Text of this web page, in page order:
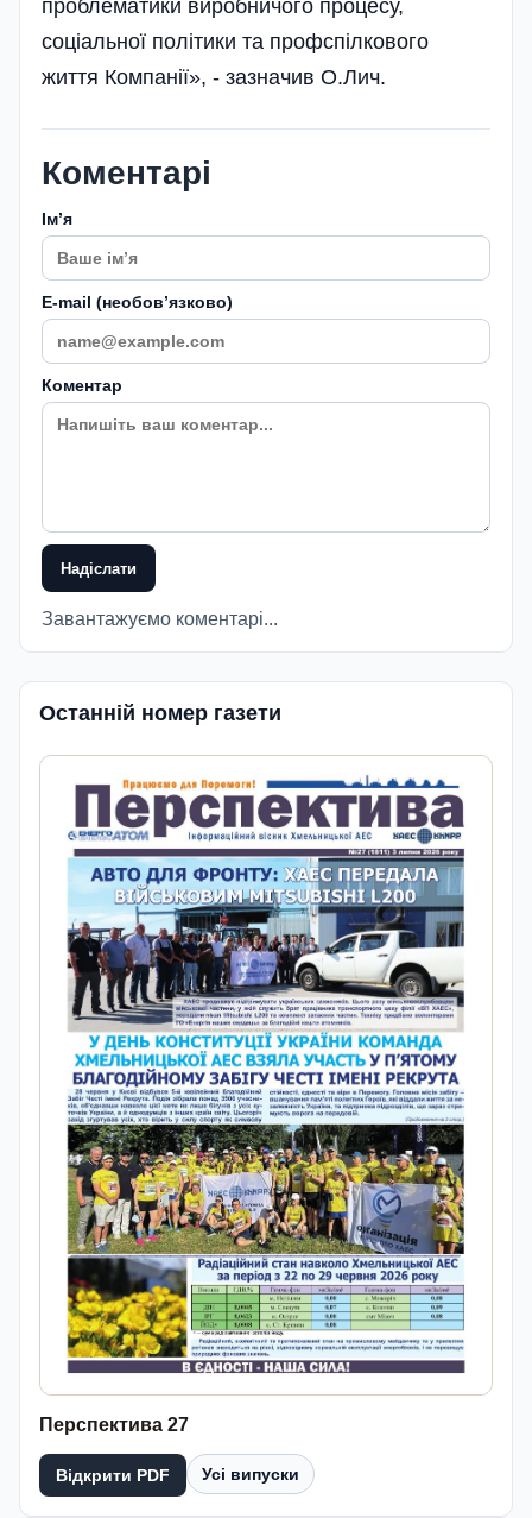
проблематики виробничого процесу,
соціальної політики та профспілкового
життя Компанії», - зазначив О.Лич.
Коментарі
Імʼя
E-mail (необовʼязково)
Коментар
Надіслати
Завантажуємо коментарі...
Останній номер газети
Перспектива 27
Відкрити PDF Усі випуски